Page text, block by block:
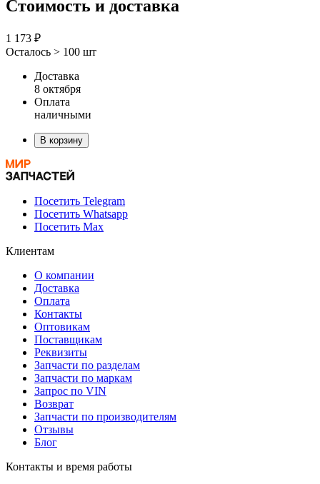
Стоимость и доставка
1 173 ₽
Осталось > 100 шт
Доставка
8 октября
Оплата
наличными
В корзину
Посетить Telegram
Посетить Whatsapp
Посетить Max
Клиентам
О компании
Доставка
Оплата
Контакты
Оптовикам
Поставщикам
Реквизиты
Запчасти по разделам
Запчасти по маркам
Запрос по VIN
Возврат
Запчасти по производителям
Отзывы
Блог
Контакты и время работы